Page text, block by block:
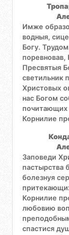
Имже
водныя,
Богу.
Пресвятыя
светильник
Христовых
нас Богом
почитающих
Корнилие
Заповеди
пастырства
болезнуя
Корнилие
любовию
спастися